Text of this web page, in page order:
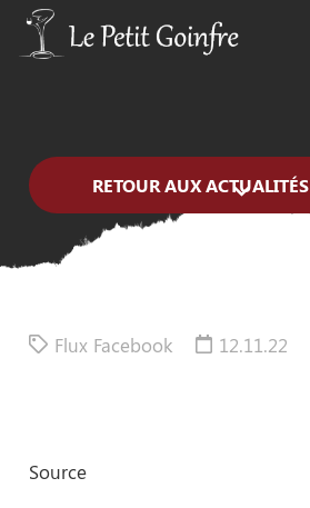
RETOUR AUX ACTUALITÉS
Flux Facebook 12.11.22
Source